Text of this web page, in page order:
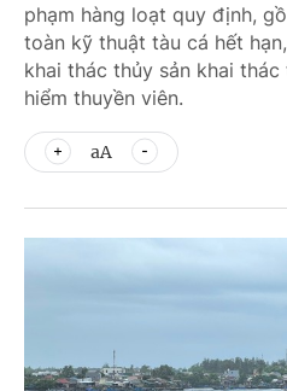
phạm hàng loạt quy định,
toàn kỹ thuật tàu cá hết
khai thác thủy sản khai
hiểm thuyền viên.
aA